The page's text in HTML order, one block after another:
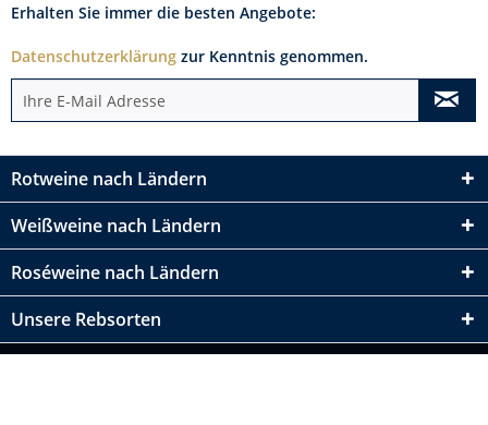
Erhalten Sie immer die besten Angebote:
Datenschutzerklärung zur Kenntnis genommen.
Rotweine nach Ländern
Weißweine nach Ländern
Roséweine nach Ländern
Unsere Rebsorten